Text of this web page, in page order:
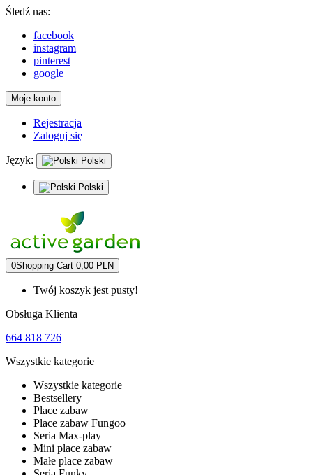
Śledź nas:
facebook
instagram
pinterest
google
Moje konto
Rejestracja
Zaloguj się
Język: Polski
Polski
0Shopping Cart 0,00 PLN
Twój koszyk jest pusty!
Obsługa Klienta
664 818 726
Wszystkie kategorie
Wszystkie kategorie
Bestsellery
Place zabaw
Place zabaw Fungoo
Seria Max-play
Mini place zabaw
Małe place zabaw